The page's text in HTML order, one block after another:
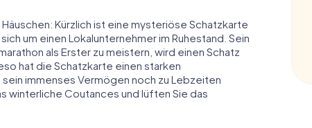
Kürzlich ist eine mysteriöse Schatzkarte
um einen Lokalunternehmer im Ruhestand. Sein
als Erster zu meistern, wird einen Schatz
hat die Schatzkarte einen starken
immenses Vermögen noch zu Lebzeiten
winterliche Coutances und lüften Sie das